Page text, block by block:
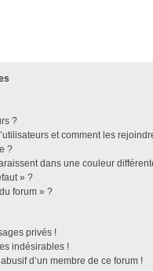
?
et comment les
?
dans une couleur
» ?
forum » ?
privés !
indésirables !
d’un membre de ce forum !